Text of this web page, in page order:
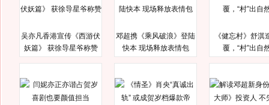
吴亦凡香港宣传《西游伏
妖篇》 获徐导星爷称赞
邓超携《乘风破浪》登陆
快本 现场释放表情包
《健忘村》舒淇
覆，“村”出自